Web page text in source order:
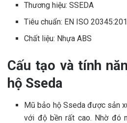
Thương hiệu: SSEDA
Tiêu chuẩn: EN ISO
Chất liệu: Nhựa ABS
Cấu tạo và tính
hộ Sseda
Mũ bảo hộ Sseda được sản
với độ bền rất cao. Nhờ đó